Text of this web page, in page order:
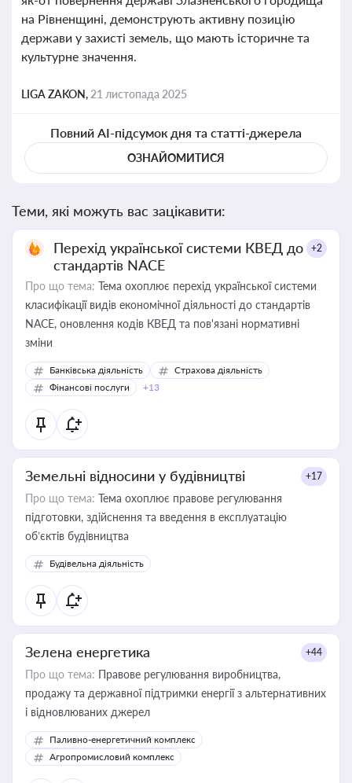
на Рівненщині, демонструють активну позицію
держави у захисті земель, що мають історичне та
культурне значення.
LIGA ZAKON, 21 листопада 2025
Повний AI-підсумок дня та статті-джерела
ОЗНАЙОМИТИСЯ
Теми, які можуть вас зацікавити:
Перехід української системи КВЕД до
стандартів NACE
+2
Про що тема: Тема охоплює перехід української системи
класифікації видів економічної діяльності до стандартів
NACE, оновлення кодів КВЕД та пов'язані нормативні
зміни
Банківська діяльність
Страхова діяльність
Фінансові послуги
+13
Земельні відносини у будівництві +17
Про що тема: Тема охоплює правове регулювання
підготовки, здійснення та введення в експлуатацію
об’єктів будівництва
Будівельна діяльність
Зелена енергетика +44
Про що тема: Правове регулювання виробництва,
продажу та державної підтримки енергії з альтернативних
і відновлюваних джерел
Паливно-енергетичний комплекс
Агропромисловий комплекс